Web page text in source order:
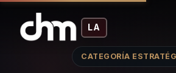
LA
CATEGORÍA